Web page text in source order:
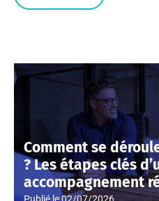
Comment se
? Les étapes clés
accompagnement